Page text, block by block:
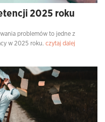
2025 roku
problemów to jedne z
w 2025 roku. czytaj dalej